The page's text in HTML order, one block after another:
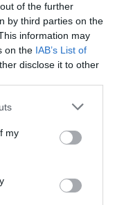
of the further
by third parties on the
information may
on the IAB’s List of
disclose it to other
one or more Google
You may click to
third-party tags to
in below Google
my
kövessen
Hírek oldalán!